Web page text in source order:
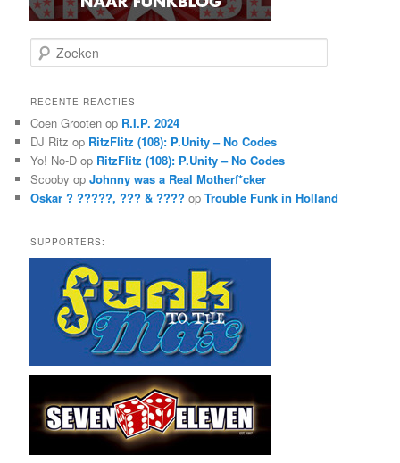
o
k
n
RECENTE REACTIES
Coen Grooten op R.I.P. 2024
DJ Ritz op RitzFlitz (108): P.Unity – No Codes
Yo! No-D op RitzFlitz (108): P.Unity – No Codes
Scooby opJohnny was a Real Motherf*cker
Oskar ? ?????, ??? & ???? opTrouble Funk in Holland
SUPPORTERS: